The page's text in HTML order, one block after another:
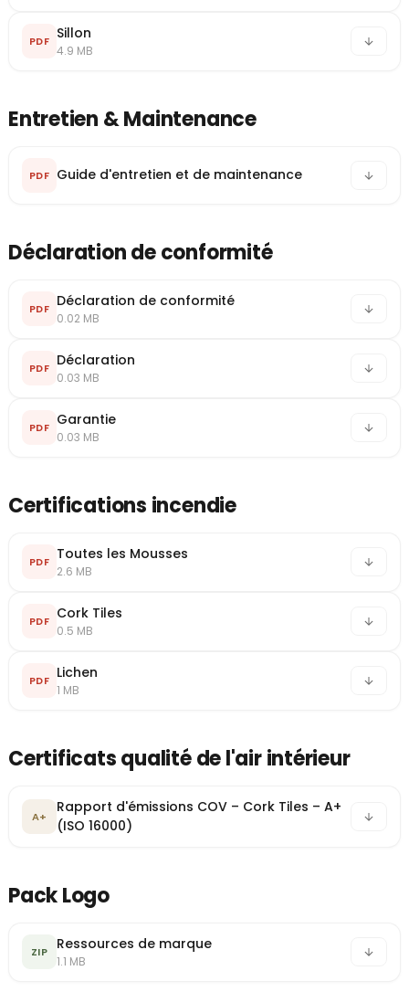
PDF Sillon
4.9 MB
Entretien & Maintenance
PDF Guide d'entretien et de maintenance
Déclaration de conformité
PDF Déclaration de conformité
0.02 MB
PDF Déclaration
0.03 MB
PDF Garantie
0.03 MB
Certifications incendie
PDF Toutes les Mousses
2.6 MB
PDF Cork Tiles
0.5 MB
PDF Lichen
1 MB
Certificats qualité de l'air intérieur
A+
Rapport d'émissions COV – Cork Tiles – A+
(ISO 16000)
Pack Logo
ZIP Ressources de marque
1.1 MB